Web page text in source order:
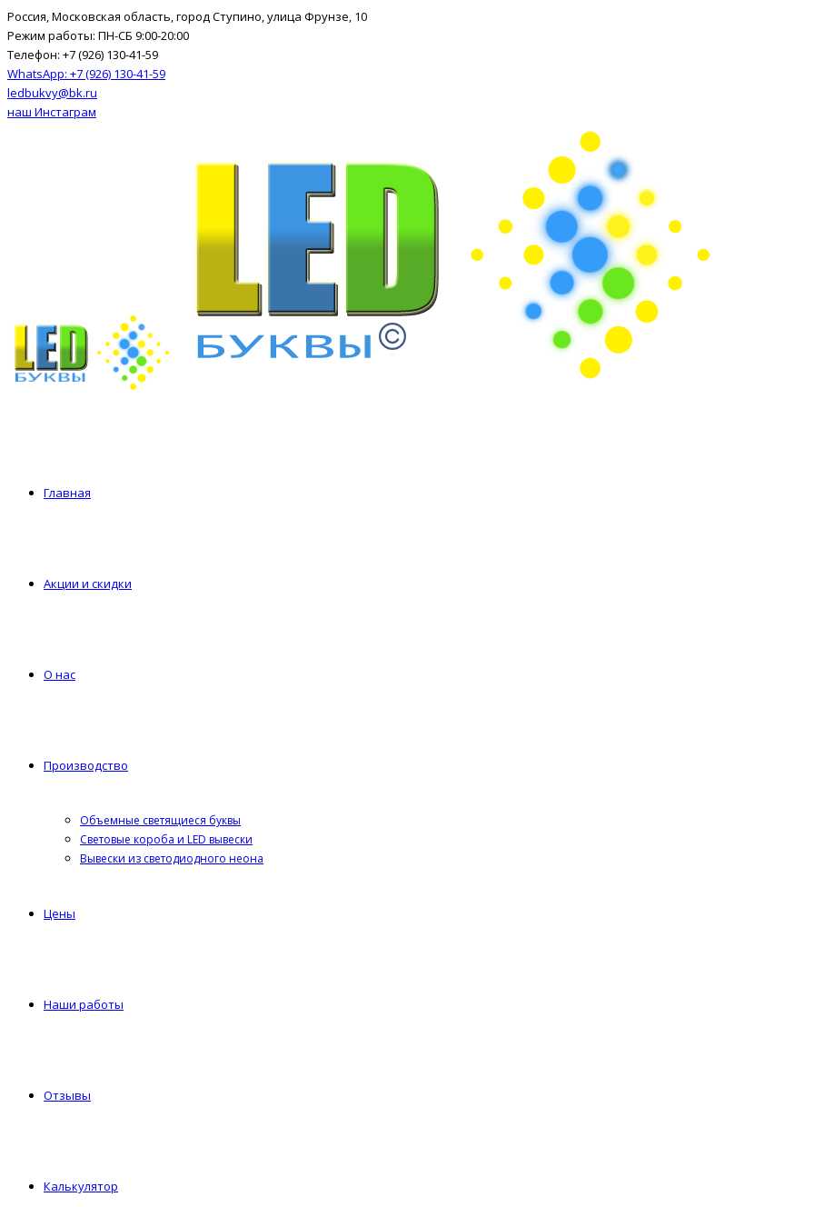
Россия, Московская область, город Ступино, улица Фрунзе, 10
Режим работы: ПН-СБ 9:00-20:00
Телефон: +7 (926) 130-41-59
WhatsApp: +7 (926) 130-41-59
ledbukvy@bk.ru
наш Инстаграм
Главная
Акции и скидки
О нас
Производство
Объемные светящиеся буквы
Световые короба и LED вывески
Вывески из светодиодного неона
Цены
Наши работы
Отзывы
Калькулятор